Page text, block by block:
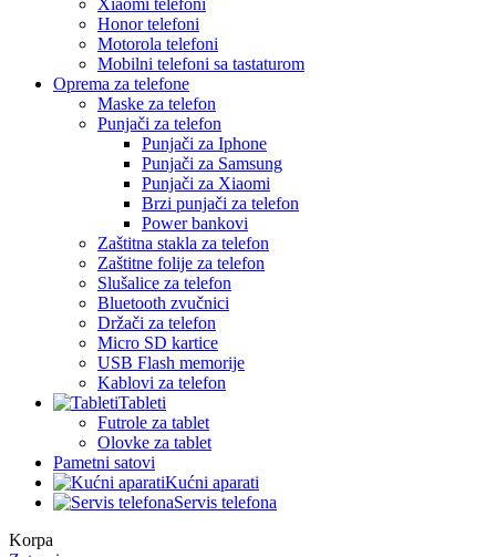
Xiaomi telefoni
Honor telefoni
Motorola telefoni
Mobilni telefoni sa tastaturom
Oprema za telefone
Maske za telefon
Punjači za telefon
Punjači za Iphone
Punjači za Samsung
Punjači za Xiaomi
Brzi punjači za telefon
Power bankovi
Zaštitna stakla za telefon
Zaštitne folije za telefon
Slušalice za telefon
Bluetooth zvučnici
Držači za telefon
Micro SD kartice
USB Flash memorije
Kablovi za telefon
Tableti
Futrole za tablet
Olovke za tablet
Pametni satovi
Kućni aparati
Servis telefona
Korpa